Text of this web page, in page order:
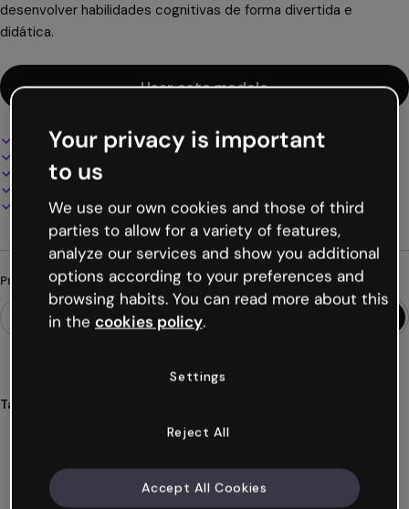
desenvolver habilidades cognitivas de forma divertida e
didática.
Usar este modelo
Design interativo e animado
100% personalizável
Adicione áudio, vídeo e multimídia
Baixe em PDF, MP4 e outros formatos
Procurando algo diferente?
Tags
clássicos educação
Your privacy is important
to us
We use our own cookies and those of third
parties to allow for a variety of features,
analyze our services and show you additional
options according to your preferences and
browsing habits. You can read more about this
in the cookies policy.
Settings
Reject All
Accept All Cookies